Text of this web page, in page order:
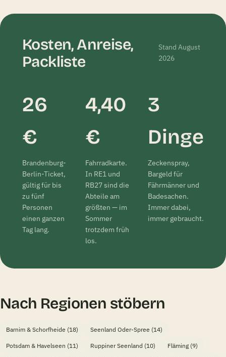
Highlight.
Ferientipp
Kosten, Anreise,
Packliste
Stand August
2026
26
€
Brandenburg-
Berlin-Ticket,
gültig für bis
zu fünf
Personen
einen ganzen
Tag lang.
4,40
€
Fahrradkarte.
In RE1 und
RB27 sind die
Abteile am
größten — im
Sommer
trotzdem früh
los.
3
Dinge
Zeckenspray,
Bargeld für
Fährmänner und
Badesachen.
Immer dabei,
immer gebraucht.
Nach Regionen stöbern
Barnim & Schorfheide (18)
Seenland Oder-Spree (14)
Potsdam & Havelseen (11)
Ruppiner Seenland (10)
Fläming (9)